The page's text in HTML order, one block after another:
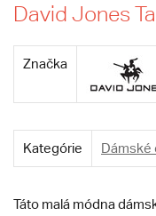
David Jones
Značka
Kategórie Dámské
Táto malá módna